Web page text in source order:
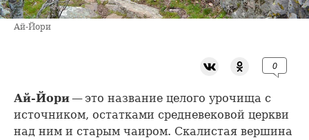
Ай-Йори
0
Ай-Йори— это название целого урочища с
источником, остатками средневековой церкви
над ним и старым чаиром. Скалистая вершина